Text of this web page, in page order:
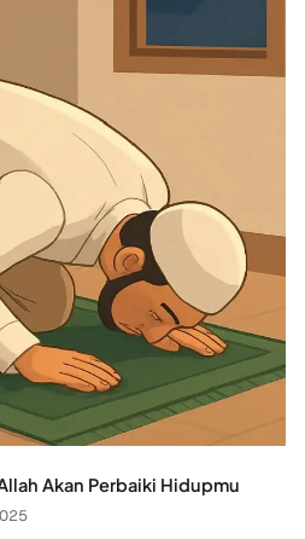
Akan Perbaiki Hidupmu